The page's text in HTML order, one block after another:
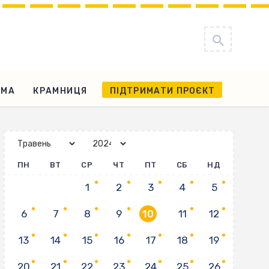
КРАМНИЦЯ ПІДТРИМАТИ ПРОЄКТ
ПН ВТ СР ЧТ ПТ СБ НД
1 2 3 4 5
6 7 8 9 10 11 12
13 14 15 16 17 18 19
20 21 22 23 24 25 26